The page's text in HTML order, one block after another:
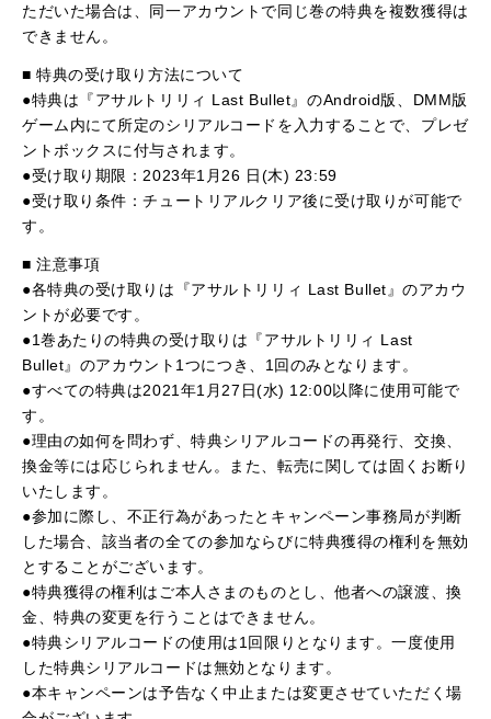
ただいた場合は、同一アカウントで同じ巻の特典を複数獲得は
できません。
■ 特典の受け取り方法について
●特典は『アサルトリリィ Last Bullet』のAndroid版、DMM版
ゲーム内にて所定のシリアルコードを入力することで、プレゼ
ントボックスに付与されます。
●受け取り期限：2023年1月26 日(木) 23:59
●受け取り条件：チュートリアルクリア後に受け取りが可能で
す。
■ 注意事項
●各特典の受け取りは『アサルトリリィ Last Bullet』のアカウ
ントが必要です。
●1巻あたりの特典の受け取りは『アサルトリリィ Last
Bullet』のアカウント1つにつき、1回のみとなります。
●すべての特典は2021年1月27日(水) 12:00以降に使用可能で
す。
●理由の如何を問わず、特典シリアルコードの再発行、交換、
換金等には応じられません。また、転売に関しては固くお断り
いたします。
●参加に際し、不正行為があったとキャンペーン事務局が判断
した場合、該当者の全ての参加ならびに特典獲得の権利を無効
とすることがございます。
●特典獲得の権利はご本人さまのものとし、他者への譲渡、換
金、特典の変更を行うことはできません。
●特典シリアルコードの使用は1回限りとなります。一度使用
した特典シリアルコードは無効となります。
●本キャンペーンは予告なく中止または変更させていただく場